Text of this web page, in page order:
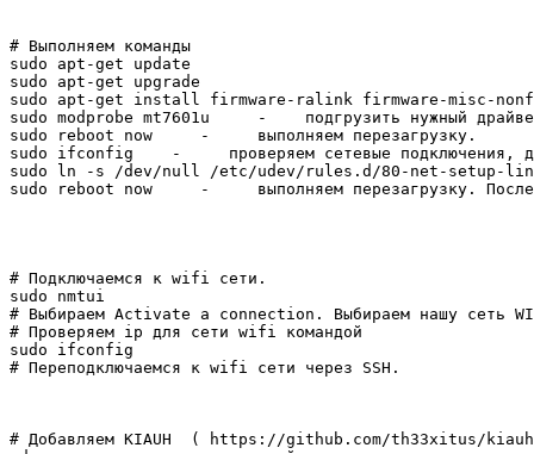
# Выполняем команды
sudo apt-get update
sudo apt-get upgrade
sudo apt-get install firmware-ralink firmware-misc-
sudo modprobe mt7601u     -    подгрузить нужный
sudo reboot now     -     выполняем перезагрузку.
sudo ifconfig    -     проверяем сетевые подключения,
sudo ln -s /dev/null /etc/udev/rules.d/80-net-setup-
sudo reboot now     -     выполняем перезагрузку.
# Подключаемся к wifi сети.
sudo nmtui
# Выбираем Activate a connection. Выбираем нашу сеть
# Проверяем ip для сети wifi командой
sudo ifconfig
# Переподключаемся к wifi сети через SSH.
# Добавляем KIAUH  ( https://github.com/th33xitus/